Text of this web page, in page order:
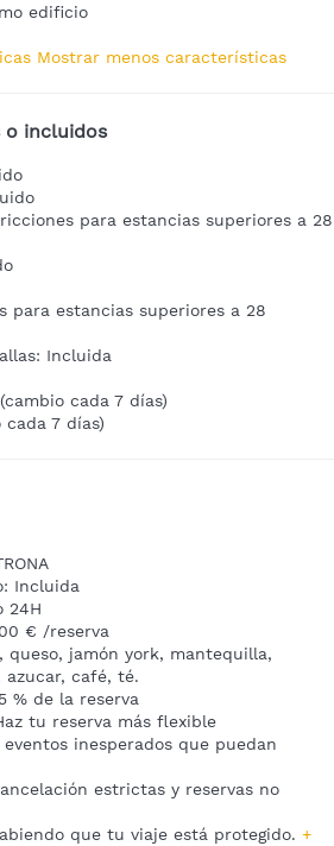
edificio
Mostrar menos características
o incluidos
para estancias superiores a 28
para estancias superiores a 28
Incluida
cada 7 días)
cada 7 días)
Incluida
24H
€ /reserva
queso, jamón york, mantequilla,
azucar, café, té.
% de la reserva
tu reserva más flexible
inesperados que puedan
estrictas y reservas no
que tu viaje está protegido. +